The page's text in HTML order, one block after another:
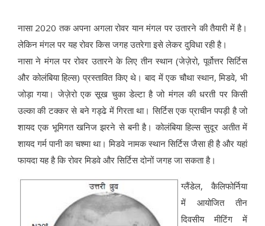
नासा 2020 तक अपना अगला रोवर यान मंगल पर उतारने की तैयारी में है।
लेकिन मंगल पर यह रोवर किस जगह उतरेगा इसे लेकर दुविधा रही है।
नासा ने मंगल पर रोवर उतारने के लिए तीन स्थान (जेज़ेरो, पूर्वोत्तर सिर्टिस
और कोलंबिया हिल्स) प्रस्तावित किए थे। बाद में एक चौथा स्थान, मिडवे, भी
जोड़ा गया। जेज़ेरो एक सूख चुका डेल्टा है जो मंगल की धरती पर किसी
उल्का की टक्कर से बने गड्ढे में गिरता था। सिर्टिस एक प्राचीन पपड़ी है जो
शायद एक भूमिगत खनिज झरने से बनी है। कोलंबिया हिल्स सुदूर अतीत में
शायद गर्म पानी का चश्मा था। मिडवे नामक स्थान सिर्टिस जैसा ही है और यहां
फायदा यह है कि रोवर मिडवे और सिर्टिस दोनों जगह जा सकता है।
ग्लैंडेल, कैलिफोर्निया
में आयोजित तीन
दिवसीय मीटिंग में